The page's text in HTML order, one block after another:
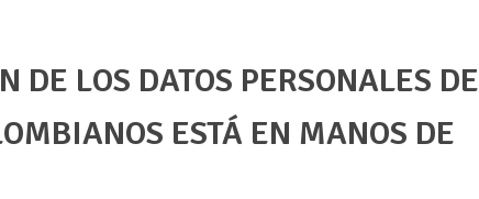
DE LOS DATOS PERSONALES DE
ESTÁ EN MANOS DE